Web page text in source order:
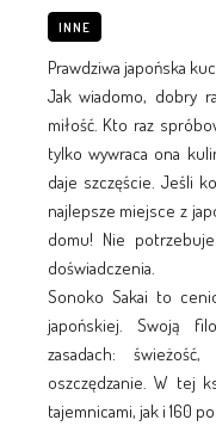
INNE
Prawdziwa japońska
Jak wiadomo, dobry
miłość. Kto raz
tylko wywraca ona
daje szczęście. Jeśli
najlepsze miejsce z
domu! Nie
doświadczenia.
Sonoko Sakai to
japońskiej. Swoją
zasadach:
oszczędzanie. W tej
tajemnicami, jak i 160